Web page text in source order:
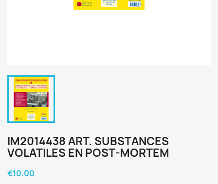
IM2014438 ART. SUBSTANCES
VOLATILES EN POST-MORTEM
€10.00